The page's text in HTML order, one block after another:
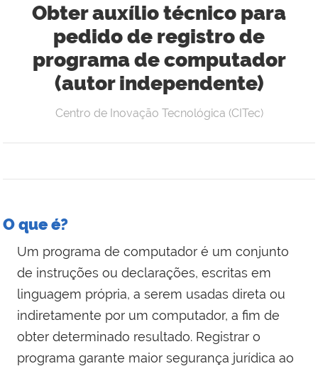
Obter auxílio técnico para
pedido de registro de
programa de computador
(autor independente)
Centro de Inovação Tecnológica (CITec)
O que é?
Um programa de computador é um conjunto
de instruções ou declarações, escritas em
linguagem própria, a serem usadas direta ou
indiretamente por um computador, a fim de
obter determinado resultado. Registrar o
programa garante maior segurança jurídica ao